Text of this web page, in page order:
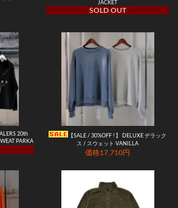
JACKET
SOLD OUT
20th
PARKA
【SALE / 30%OFF ! 】 DELUXE デラック
ス / スウェット VANILLA
価格17,710円